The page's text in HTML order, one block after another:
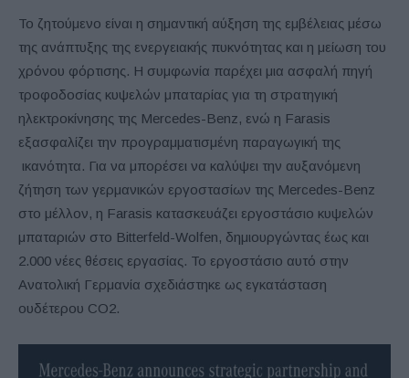
Το ζητούμενο είναι η σημαντική αύξηση της εμβέλειας μέσω
της ανάπτυξης της ενεργειακής πυκνότητας και η μείωση του
χρόνου φόρτισης. Η συμφωνία παρέχει μια ασφαλή πηγή
τροφοδοσίας κυψελών μπαταρίας για τη στρατηγική
ηλεκτροκίνησης της Mercedes-Benz, ενώ η Farasis
εξασφαλίζει την προγραμματισμένη παραγωγική της
ικανότητα. Για να μπορέσει να καλύψει την αυξανόμενη
ζήτηση των γερμανικών εργοστασίων της Mercedes-Benz
στο μέλλον, η Farasis κατασκευάζει εργοστάσιο κυψελών
μπαταριών στο Bitterfeld-Wolfen, δημιουργώντας έως και
2.000 νέες θέσεις εργασίας. Το εργοστάσιο αυτό στην
Ανατολική Γερμανία σχεδιάστηκε ως εγκατάσταση
ουδέτερου CO2.